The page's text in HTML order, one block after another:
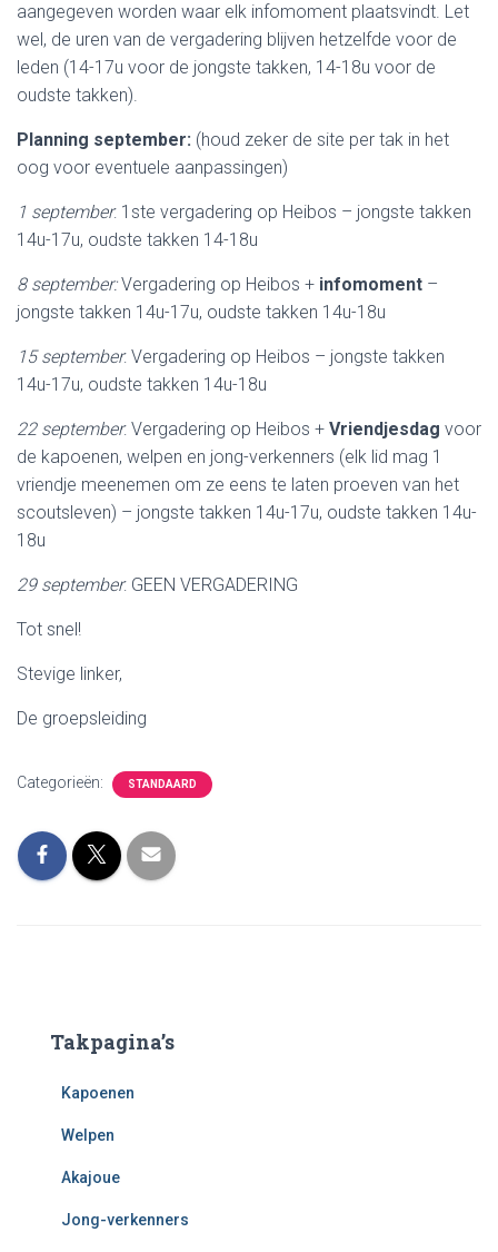
aangegeven worden waar elk infomoment plaatsvindt. Let
wel, de uren van de vergadering blijven hetzelfde voor de
leden (14-17u voor de jongste takken, 14-18u voor de
oudste takken).
Planning september: (houd zeker de site per tak in het
oog voor eventuele aanpassingen)
1 september: 1ste vergadering op Heibos – jongste takken
14u-17u, oudste takken 14-18u
8 september:Vergadering op Heibos + infomoment –
jongste takken 14u-17u, oudste takken 14u-18u
15 september: Vergadering op Heibos – jongste takken
14u-17u, oudste takken 14u-18u
22 september: Vergadering op Heibos + Vriendjesdag voor
de kapoenen, welpen en jong-verkenners (elk lid mag 1
vriendje meenemen om ze eens te laten proeven van het
scoutsleven) – jongste takken 14u-17u, oudste takken 14u-
18u
29 september: GEEN VERGADERING
Tot snel!
Stevige linker,
De groepsleiding
Categorieën: STANDAARD
Takpagina’s
Kapoenen
Welpen
Akajoue
Jong-verkenners